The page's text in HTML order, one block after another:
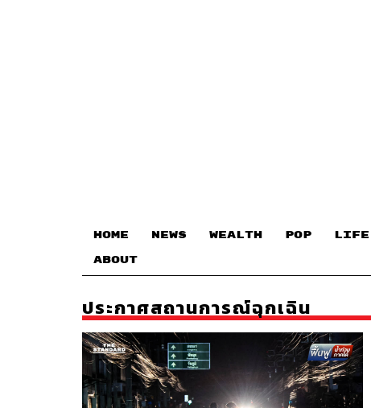
HOME NEWS WEALTH POP LIFE
ABOUT
ประกาศสถานการณ์ฉุกเฉิน